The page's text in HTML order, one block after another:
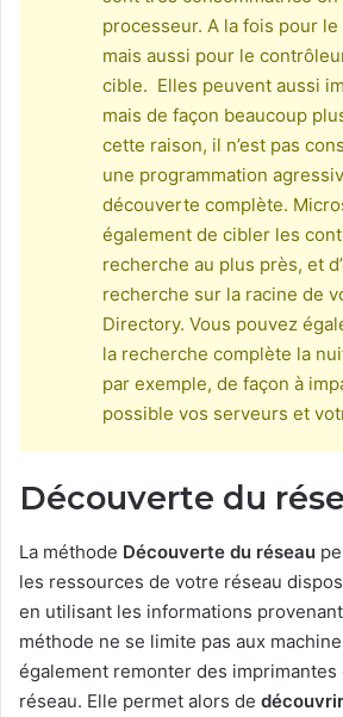
processeur. A la fois pour
mais aussi pour le
cible. Elles peuvent aussi
mais de façon beaucoup
cette raison, il n’est pas
une programmation
découverte complète.
également de cibler les
recherche au plus près, et
recherche sur la racine de
Directory. Vous pouvez
la recherche complète la
par exemple, de façon à
possible vos serveurs et
Découverte du
La méthode Découverte du réseau
les ressources de votre réseau
en utilisant les informations
méthode ne se limite pas aux
également remonter des
réseau. Elle permet alors de